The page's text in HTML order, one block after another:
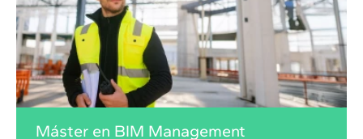
Máster en BIM Management